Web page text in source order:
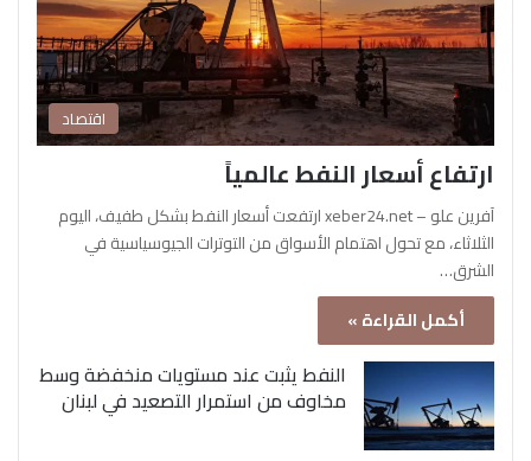
اقتصاد
ارتفاع أسعار النفط عالمياً
آفرين علو – xeber24.net ارتفعت أسعار النفط بشكل طفيف، اليوم
الثلاثاء، مع تحول اهتمام الأسواق من التوترات الجيوسياسية في
الشرق…
أكمل القراءة »
النفط يثبت عند مستويات منخفضة وسط
مخاوف من استمرار التصعيد في لبنان